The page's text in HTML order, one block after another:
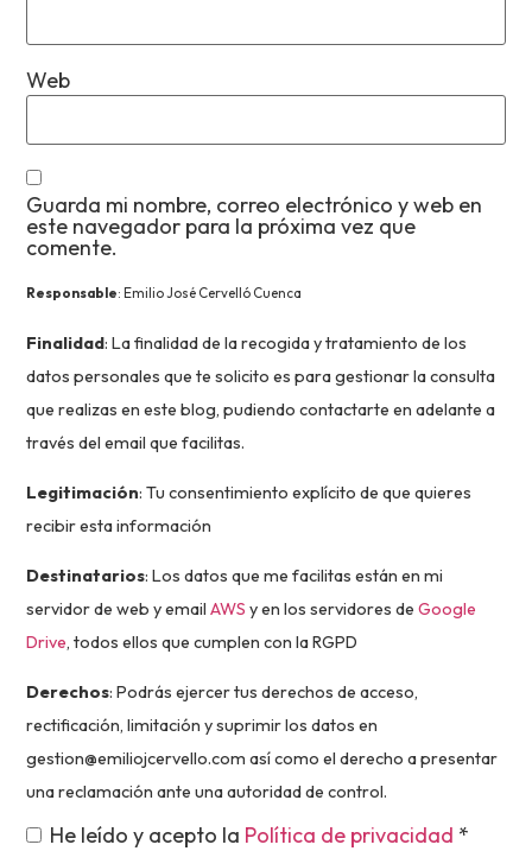
Web
Guarda mi nombre, correo electrónico y web en
este navegador para la próxima vez que
comente.
Responsable: Emilio José Cervelló Cuenca
Finalidad: La finalidad de la recogida y tratamiento de los
datos personales que te solicito es para gestionar la consulta
que realizas en este blog, pudiendo contactarte en adelante a
través del email que facilitas.
Legitimación: Tu consentimiento explícito de que quieres
recibir esta información
Destinatarios: Los datos que me facilitas están en mi
servidor de web y emailAWS y en los servidores deGoogle
Drive, todos ellos que cumplen con la RGPD
Derechos: Podrás ejercer tus derechos de acceso,
rectificación, limitación y suprimir los datos en
gestion@emiliojcervello.com así como el derecho a presentar
una reclamación ante una autoridad de control.
He leído y acepto la Política de privacidad *